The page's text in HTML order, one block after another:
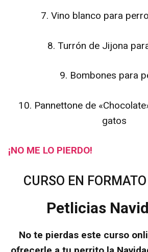
7. Vino blanco para
8. Turrón de Jijona
9. Bombones para
10. Pannettone de
gatos
¡NO ME LO PIERDO!
CURSO EN
Petlicias
No te pierdas este curso